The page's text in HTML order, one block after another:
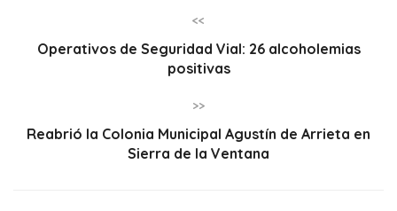
<<
Operativos de Seguridad Vial: 26 alcoholemias
positivas
>>
Reabrió la Colonia Municipal Agustín de Arrieta en
Sierra de la Ventana